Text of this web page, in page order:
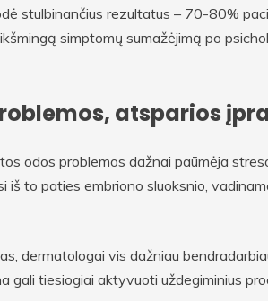
stulbinančius rezultatus – 70-80%
simptomų sumažėjimą po
atsparios
odos problemos dažnai paūmėja
iš to paties embriono sluoksnio,
dermatologai vis dažniau
gali tiesiogiai aktyvuoti uždegiminius